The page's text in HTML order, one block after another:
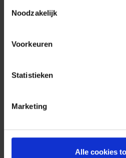
Noodzakelijk
Voorkeuren
Statistieken
Marketing
Alle cookies
check-up alvast geen kwaad.
winterslaap verdient uw
Gepost in:Fiets
Veilig fietsen met deze